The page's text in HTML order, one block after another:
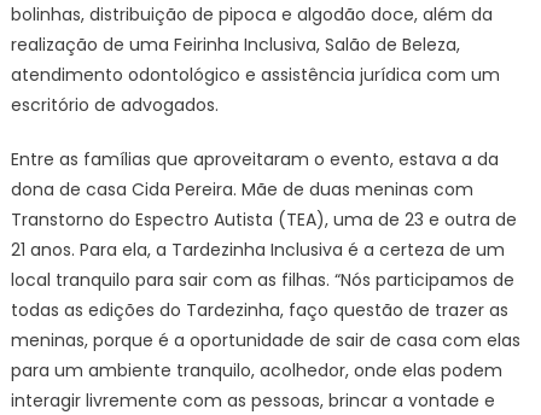
bolinhas, distribuição de pipoca e algodão doce, além da
realização de uma Feirinha Inclusiva, Salão de Beleza,
atendimento odontológico e assistência jurídica com um
escritório de advogados.
Entre as famílias que aproveitaram o evento, estava a da
dona de casa Cida Pereira. Mãe de duas meninas com
Transtorno do Espectro Autista (TEA), uma de 23 e outra de
21 anos. Para ela, a Tardezinha Inclusiva é a certeza de um
local tranquilo para sair com as filhas. “Nós participamos de
todas as edições do Tardezinha, faço questão de trazer as
meninas, porque é a oportunidade de sair de casa com elas
para um ambiente tranquilo, acolhedor, onde elas podem
interagir livremente com as pessoas, brincar a vontade e